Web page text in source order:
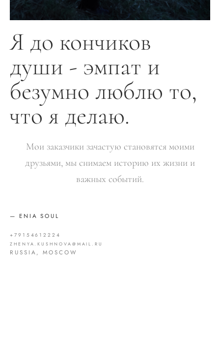
Я до кончиков
души - эмпат и
безумно люблю то,
что я делаю.
Мои заказчики зачастую становятся моими
друзьями, мы снимаем историю их жизни и
важных событий.
— ENIA SOUL
+79154612224
ZHENYA.KUSHNOVA@MAIL.RU
RUSSIA, MOSCOW